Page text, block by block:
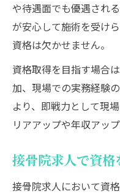
や待遇面でも優遇され
が安心して施術を受け
資格は欠かせません。
資格取得を目指す場合
加、現場での実務経験
より、即戦力として現
リアアップや年収アッ
接骨院求人で資
接骨院求人において資